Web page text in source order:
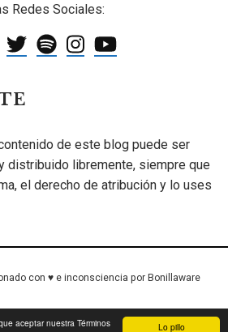
Lo pillo
aceptar nuestra Términos
Redes Sociales:
de este blog puede ser
distribuido libremente, siempre que
el derecho de atribución y lo uses
con ♥ e inconsciencia por Bonillaware
/ Política de Privacidad Contacto